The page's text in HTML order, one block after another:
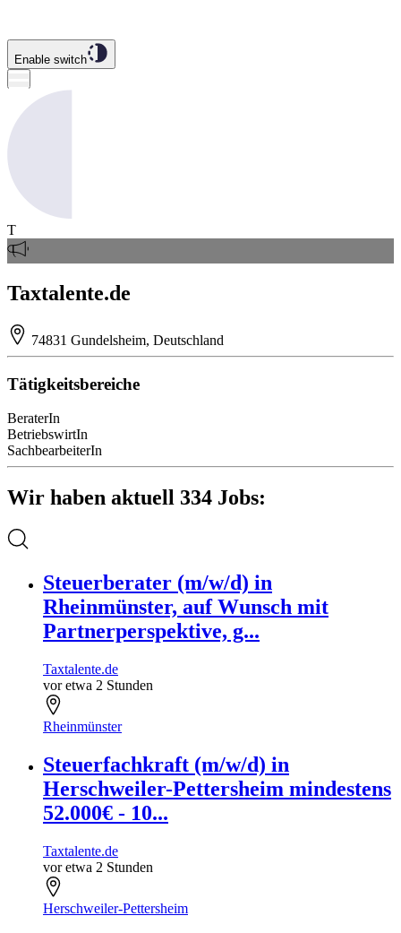
Enable switch
T
Taxtalente.de
74831 Gundelsheim, Deutschland
Tätigkeitsbereiche
BeraterIn
BetriebswirtIn
SachbearbeiterIn
Wir haben aktuell 334 Jobs:
Steuerberater (m/w/d) in
Rheinmünster, auf Wunsch mit
Partnerperspektive, g...
Taxtalente.de
vor etwa 2 Stunden
Rheinmünster
Steuerfachkraft (m/w/d) in
Herschweiler-Pettersheim mindestens
52.000€ - 10...
Taxtalente.de
vor etwa 2 Stunden
Herschweiler-Pettersheim